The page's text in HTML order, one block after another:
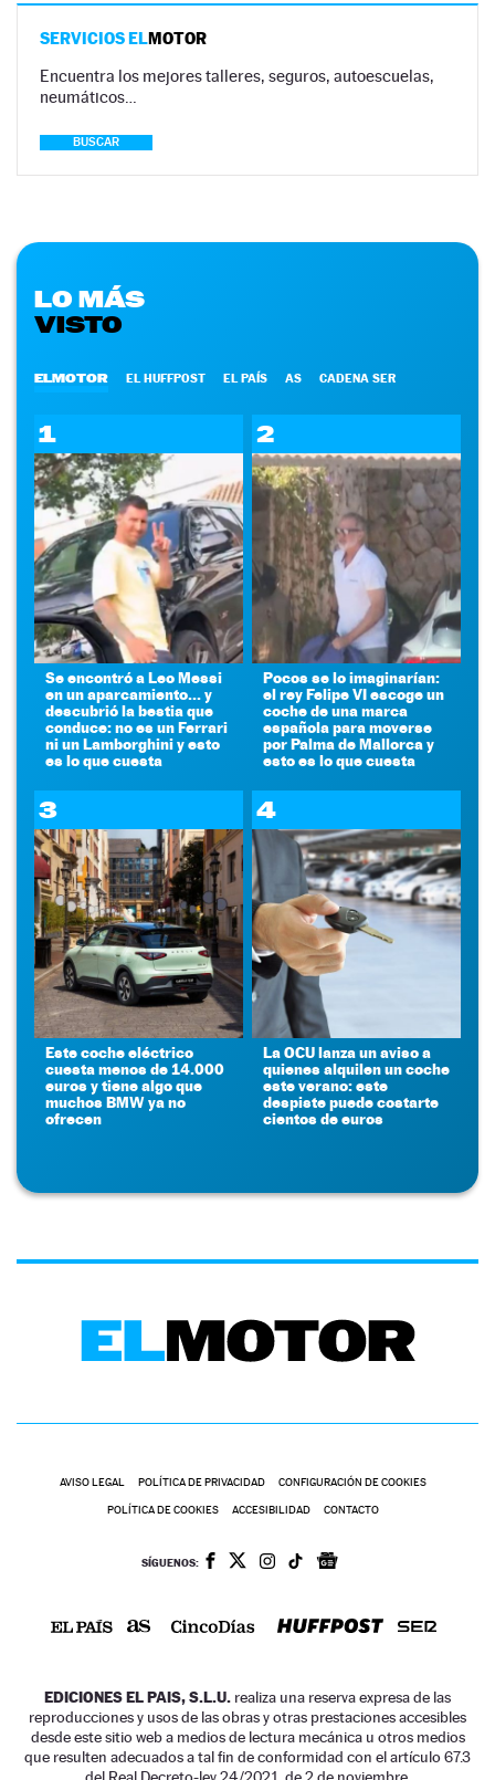
SERVICIOS ELMOTOR
Encuentra los mejores talleres, seguros, autoescuelas,
neumáticos…
BUSCAR
LO MÁS
VISTO
ELMOTOR EL HUFFPOST EL PAÍS AS CADENA SER
1
Se encontró a Leo Messi
en un aparcamiento... y
descubrió la bestia que
conduce: no es un Ferrari
ni un Lamborghini y esto
es lo que cuesta
2
Pocos se lo imaginarían:
el rey Felipe VI escoge un
coche de una marca
española para moverse
por Palma de Mallorca y
esto es lo que cuesta
3
Este coche eléctrico
cuesta menos de 14.000
euros y tiene algo que
muchos BMW ya no
ofrecen
4
La OCU lanza un aviso a
quienes alquilen un coche
este verano: este
despiste puede costarte
cientos de euros
AVISO LEGAL POLÍTICA DE PRIVACIDAD CONFIGURACIÓN DE COOKIES
POLÍTICA DE COOKIES ACCESIBILIDAD CONTACTO
SÍGUENOS:
EDICIONES EL PAIS, S.L.U. realiza una reserva expresa de las
reproducciones y usos de las obras y otras prestaciones accesibles
desde este sitio web a medios de lectura mecánica u otros medios
que resulten adecuados a tal fin de conformidad con el artículo 67.3